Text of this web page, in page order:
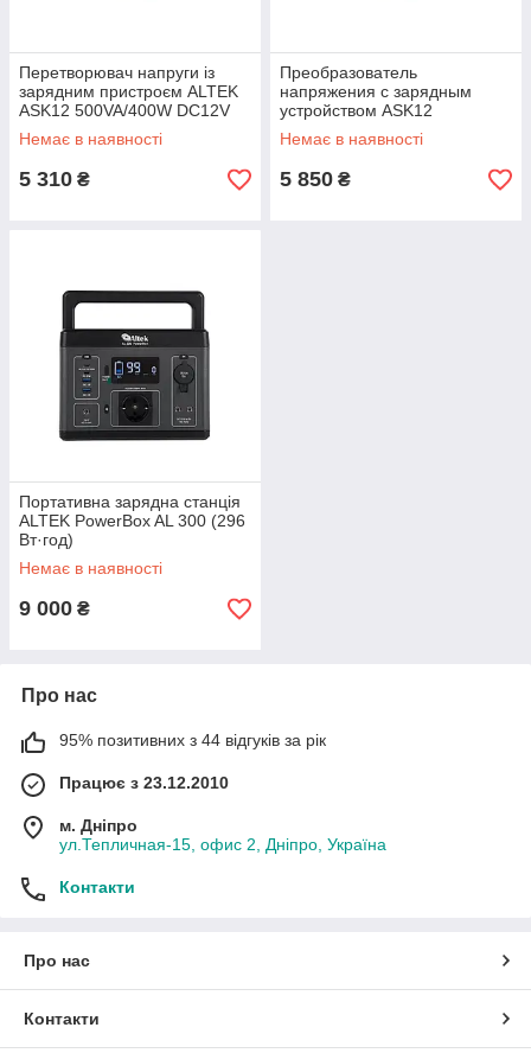
Перетворювач напруги із
зарядним пристроєм ALTEK
ASK12 500VA/400W DC12V
Немає в наявності
5 310 ₴
Преобразователь
напряжения с зарядным
устройством ASK12
600VA/480W DC12V
Немає в наявності
5 850 ₴
Портативна зарядна станція
ALTEK PowerBox AL 300 (296
Вт·год)
Немає в наявності
9 000 ₴
Про нас
95% позитивних з 44 відгуків за рік
Працює з 23.12.2010
м. Дніпро
ул.Тепличная-15, офис 2, Дніпро, Україна
Контакти
Про нас
Контакти